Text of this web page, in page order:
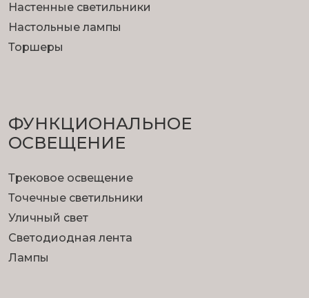
Настенные светильники
Настольные лампы
Торшеры
ФУНКЦИОНА­ЛЬНОЕ
ОСВЕЩЕНИЕ
Трековое освещение
Точечные светильники
Уличный свет
Светодиодная лента
Лампы